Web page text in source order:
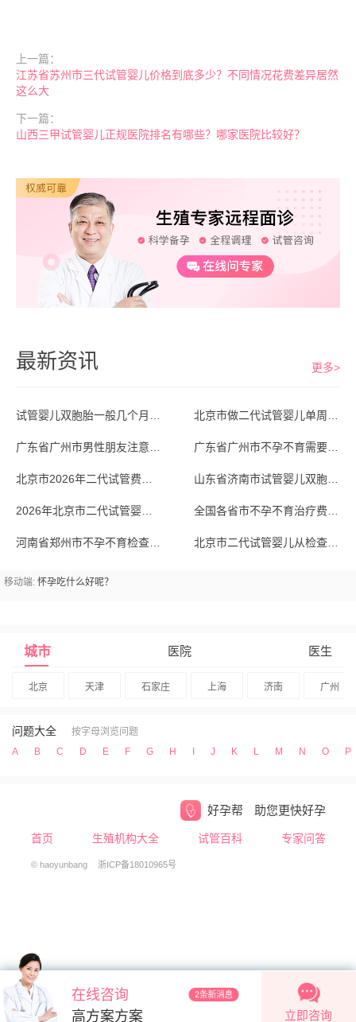
上一篇：
江苏省苏州市三代试管婴儿价格到底多少？不同情况花费差异居然
这么大
下一篇：
山西三甲试管婴儿正规医院排名有哪些？哪家医院比较好？
最新资讯 更多>
移动端: 怀孕吃什么好呢？
城市 医院 医生
北京 天津 石家庄 上海 济南 广州
问题大全
按字母浏览问题
A
B C D E F G H I J K L M N O P
好孕帮 助您更快好孕
首页 生殖机构大全 试管百科 专家问答
© haoyunbang 浙ICP备18010965号
在线咨询 2条新消息
高方案方案 立即咨询